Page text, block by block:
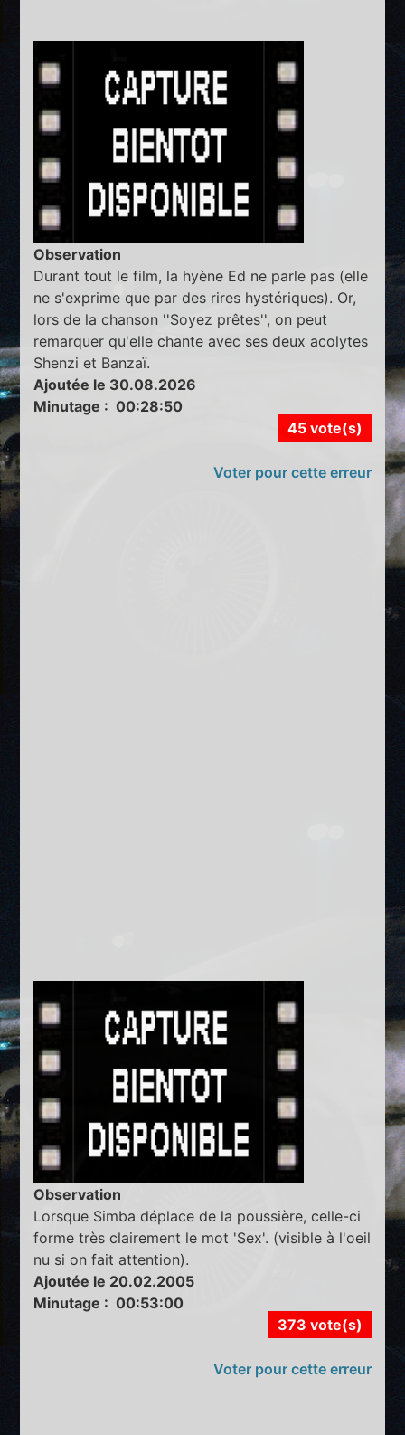
Observation
Durant tout le film, la hyène Ed ne parle pas (elle
ne s'exprime que par des rires hystériques). Or,
lors de la chanson ''Soyez prêtes'', on peut
remarquer qu'elle chante avec ses deux acolytes
Shenzi et Banzaï.
Ajoutée le 30.08.2026
Minutage : 00:28:50
45 vote(s)
Voter pour cette erreur
Observation
Lorsque Simba déplace de la poussière, celle-ci
forme très clairement le mot 'Sex'. (visible à l'oeil
nu si on fait attention).
Ajoutée le 20.02.2005
Minutage : 00:53:00
373 vote(s)
Voter pour cette erreur